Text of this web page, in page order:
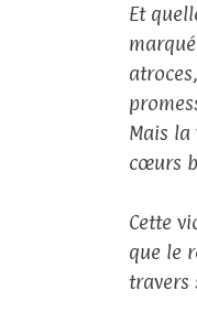
Et
Mais
cœurs
Cette
que le
travers